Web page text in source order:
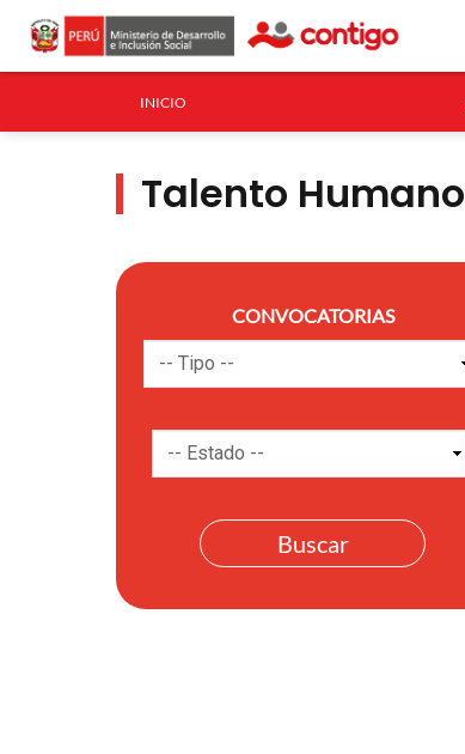
INICIO
Talento Humano
CONVOCATORIAS